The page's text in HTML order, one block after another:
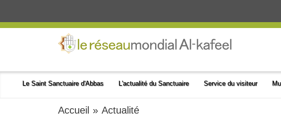
Le Saint Sanctuaire d'Abbas L'actualité du Sanctuaire Service du visiteur
Accueil »Actualité